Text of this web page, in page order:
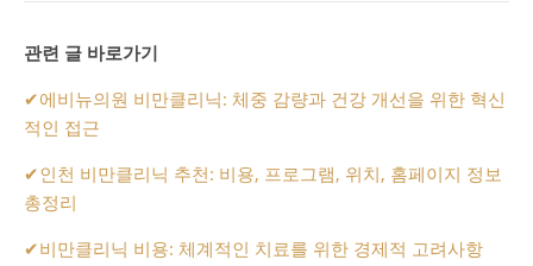
관련 글 바로가기
✔에비뉴의원 비만클리닉: 체중 감량과 건강 개선을 위한 혁신
적인 접근
✔인천 비만클리닉 추천: 비용, 프로그램, 위치, 홈페이지 정보
총정리
✔비만클리닉 비용: 체계적인 치료를 위한 경제적 고려사항